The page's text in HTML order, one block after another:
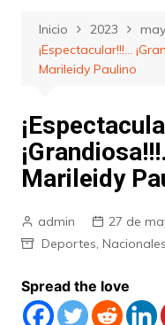
Inicio 2023
¡Espectacular!!!…
Marileidy Paulino
Marileidy
admin 27 de
Deportes, Nacionales
Spread the love